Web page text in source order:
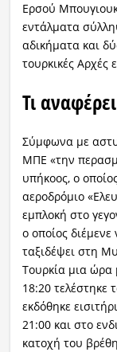
Ερσού
εντάλματα
αδικήματα και
τουρκικές Αρχές
Τι
Σύμφωνα με
ΜΠΕ «την
υπήκοος, ο
αεροδρόμιο
εμπλοκή στο
ο οποίος
ταξιδέψει στη
Τουρκία μια ώρα
18:20 τελέστηκε
εκδόθηκε
21:00 και στο
κατοχή του